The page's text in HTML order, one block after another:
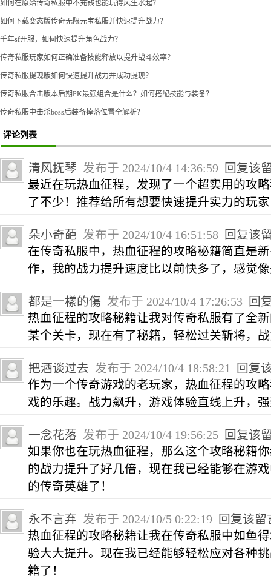
如何在原始传奇私服中不充钱也能玩得风生水起？
如何下载变态版传奇无限元宝私服并快速提升战力？
千年sf开服，如何快速提升角色战力？
传奇私服玩家如何正确准备技能释放以提升战斗效率？
传奇私服提现版如何快速提升战力并成功提现？
传奇私服合击版本后期PK最强组合是什么？如何搭配技能与装备？
传奇私服中击杀boss后装备掉落位置全解析？
评论列表
清风抚琴 发布于 2024/10/4 14:36:59
回复该
最近在玩热血征程，发现了一个超实用的攻
了不少！推荐给所有想要快速提升实力的玩
朵小奇葩 发布于 2024/10/4 16:51:58 回复该
在传奇私服中，热血征程的攻略秘籍简直是
作，我的战力提升速度比以前快多了，感觉
都是一樣的傷 发布于 2024/10/4 17:26:53
回
热血征程的攻略秘籍让我对传奇私服有了全
某个关卡，现在有了秘籍，轻松过关斩将，
把酒谈过去 发布于 2024/10/4 18:58:21
回复
作为一个传奇游戏的老玩家，热血征程的攻
戏的乐趣。战力飙升，游戏体验直线上升，
一念花落 发布于 2024/10/4 19:56:25
回复该
如果你也在玩热血征程，那么这个攻略秘籍
的战力提升了好几倍，现在我已经能够在游
的传奇英雄了！
永不言弃 发布于 2024/10/5 0:22:19
回复该留
热血征程的攻略秘籍让我在传奇私服中如鱼
验大大提升。现在我已经能够轻松应对各种
籍了！